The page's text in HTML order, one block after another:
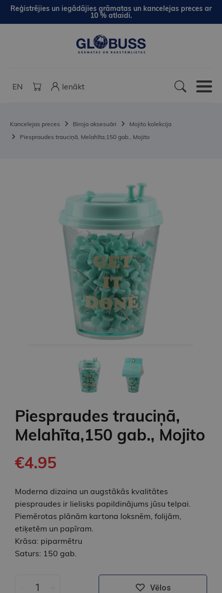
Reģistrējies un iegādājies grāmatas un kancelejas preces ar
10 % atlaidi.
EN Ienākt
Kancelejas preces Biroja aksesuāri
Mojito kolekcija
Piespraudes trauciņā, Melahīta,150 gab., Mojito
Piespraudes trauciņā,
Melahīta,150 gab., Mojito
€4.95
Moderna dizaina un augstākās kvalitātes
piespraudes ir lielisks papildinājums jūsu telpai.
Piemērotas plānām kartona loksnēm, folijām,
etiķetēm un papīram.
Krāsa: piparmētru
Saturs: 150 gab.
Vēlos